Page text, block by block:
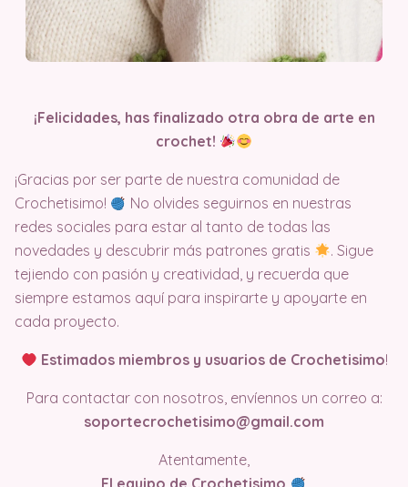
¡Felicidades, has finalizado otra obra de arte en
crochet!
¡Gracias por ser parte de nuestra comunidad de
Crochetisimo!
No olvides seguirnos en nuestras
redes sociales para estar al tanto de todas las
novedades y descubrir más patrones gratis
. Sigue
tejiendo con pasión y creatividad, y recuerda que
siempre estamos aquí para inspirarte y apoyarte en
cada proyecto.
Estimados miembros y usuarios de Crochetisimo!
Para contactar con nosotros, envíennos un correo a:
soportecrochetisimo@gmail.com
Atentamente,
El equipo de Crochetisimo